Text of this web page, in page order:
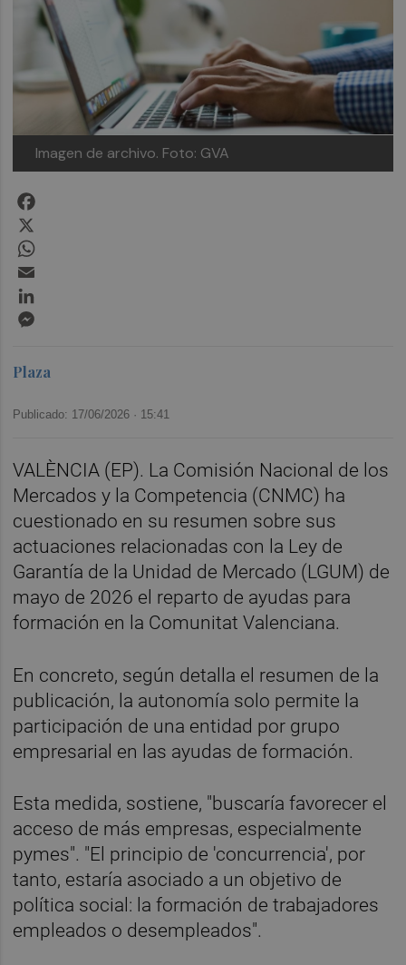
Imagen de archivo. Foto: GVA
Plaza
Publicado: 17/06/2026 · 15:41
VALÈNCIA (EP). La Comisión Nacional de los
Mercados y la Competencia (CNMC) ha
cuestionado en su resumen sobre sus
actuaciones relacionadas con la Ley de
Garantía de la Unidad de Mercado (LGUM) de
mayo de 2026 el reparto de ayudas para
formación en la Comunitat Valenciana.
En concreto, según detalla el resumen de la
publicación, la autonomía solo permite la
participación de una entidad por grupo
empresarial en las ayudas de formación.
Esta medida, sostiene, "buscaría favorecer el
acceso de más empresas, especialmente
pymes". "El principio de 'concurrencia', por
tanto, estaría asociado a un objetivo de
política social: la formación de trabajadores
empleados o desempleados".